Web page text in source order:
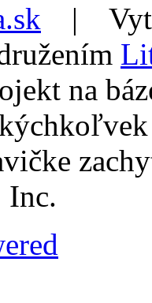
|
na
Inc.